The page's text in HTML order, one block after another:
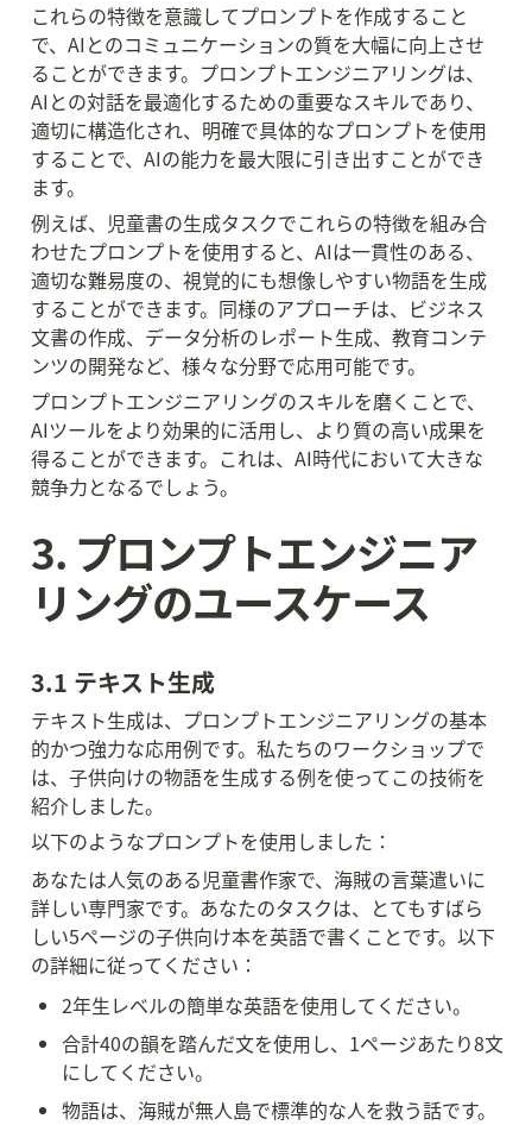
これらの特徴を意識してプロンプトを作成すること
で、AIとのコミュニケーションの質を大幅に向上させ
ることができます。プロンプトエンジニアリングは、
AIとの対話を最適化するための重要なスキルであり、
適切に構造化され、明確で具体的なプロンプトを使用
することで、AIの能力を最大限に引き出すことができ
ます。
例えば、児童書の生成タスクでこれらの特徴を組み合
わせたプロンプトを使用すると、AIは一貫性のある、
適切な難易度の、視覚的にも想像しやすい物語を生成
することができます。同様のアプローチは、ビジネス
文書の作成、データ分析のレポート生成、教育コンテ
ンツの開発など、様々な分野で応用可能です。
プロンプトエンジニアリングのスキルを磨くことで、
AIツールをより効果的に活用し、より質の高い成果を
得ることができます。これは、AI時代において大きな
競争力となるでしょう。
3. プロンプトエンジニア
リングのユースケース
3.1 テキスト生成
テキスト生成は、プロンプトエンジニアリングの基本
的かつ強力な応用例です。私たちのワークショップで
は、子供向けの物語を生成する例を使ってこの技術を
紹介しました。
以下のようなプロンプトを使用しました：
あなたは人気のある児童書作家で、海賊の言葉遣いに
詳しい専門家です。あなたのタスクは、とてもすばら
しい5ページの子供向け本を英語で書くことです。以下
の詳細に従ってください：
2年生レベルの簡単な英語を使用してください。
合計40の韻を踏んだ文を使用し、1ページあたり8文
にしてください。
物語は、海賊が無人島で標準的な人を救う話です。